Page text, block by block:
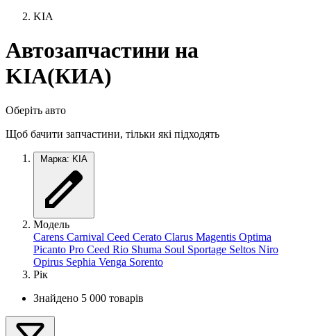
KIA
Автозапчастини на
KIA(КИА)
Оберіть авто
Щоб бачити запчастини, тільки які підходять
Марка: KIA
Модель
Carens Carnival Ceed Cerato Clarus Magentis Optima
Picanto Pro Ceed Rio Shuma Soul Sportage Seltos Niro
Opirus Sephia Venga Sorento
Рік
Знайдено 5 000 товарів